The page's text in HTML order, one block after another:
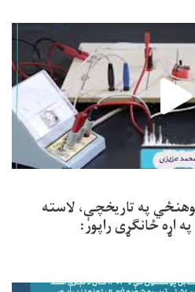
په تاریخچې، لاسته
په اړه ځانګړی راپور: